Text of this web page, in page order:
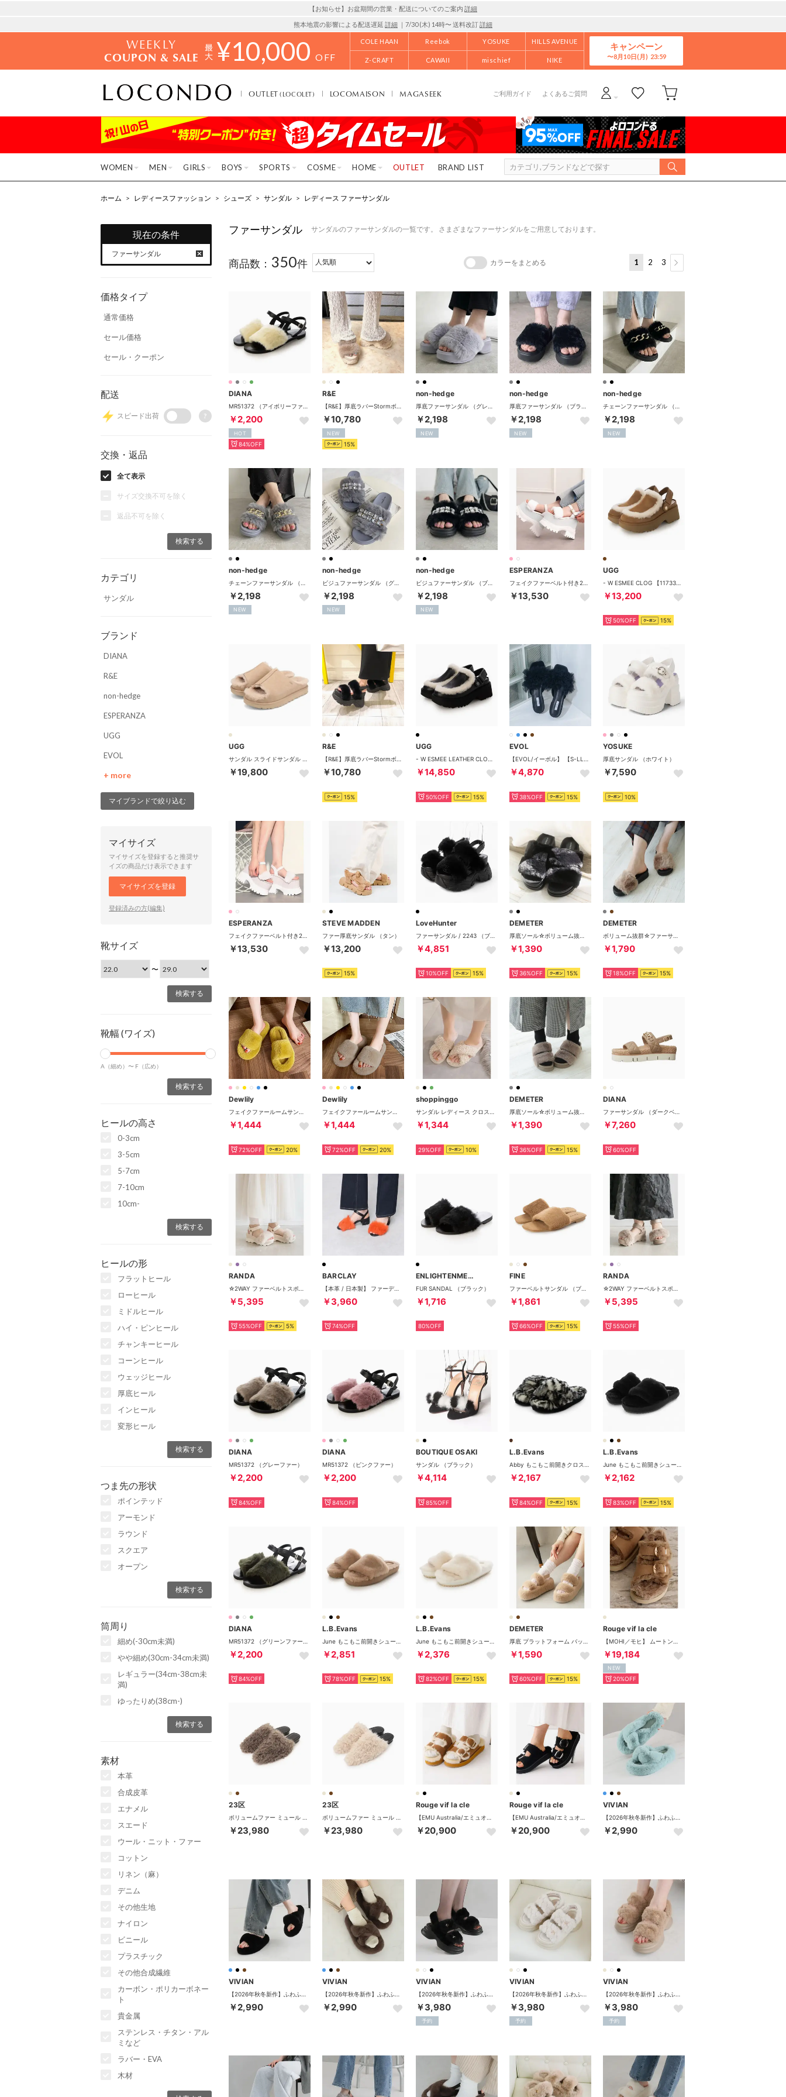
【お知らせ】お盆期間の営業・配送についてのご案内 詳細
熊本地震の影響による配送遅延 詳細 ｜7/30 (木) 14時〜 送料改訂詳細
WEEKLY
COUPON & SALE ¥10,000 OFF
COLE HAAN Reebok YOSUKE HILLS AVENUE
Z-CRAFT CAWAII mischief NIKE
キャンペーン
8月10日(月)
OUTLET(LOCOLET) LOCOMAISON MAGASEEK ご利用ガイド よくあるご質問
WOMEN MEN GIRLS BOYS SPORTS COSME HOME OUTLET BRAND LIST
ホーム > レディースファッション > シューズ > サンダル > レディース ファーサンダル
現在の条件
ファーサンダル
価格タイプ
通常価格
セール価格
セール・クーポン
配送
スピード出荷 ?
交換・返品
全て表示
サイズ交換不可を除く
返品不可を除く
カテゴリ
サンダル
ブランド
DIANA
R&E
non-hedge
ESPERANZA
UGG
EVOL
+ more
マイブランドで絞り込む
マイサイズ
マイサイズを登録すると推奨サ
イズの商品だけ表示できます
マイサイズを登録
登録済みの方(編集)
靴サイズ
〜
靴幅 (ワイズ)
A（細め）〜 F（広め）
ヒールの高さ
0-3cm
3-5cm
5-7cm
7-10cm
10cm-
ヒールの形
フラットヒール
ローヒール
ミドルヒール
ハイ・ピンヒール
チャンキーヒール
コーンヒール
ウェッジヒール
厚底ヒール
インヒール
変形ヒール
つま先の形状
ポインテッド
アーモンド
ラウンド
スクエア
オープン
筒周り
細め(-30cm未満)
やや細め(30cm-34cm未満)
レギュラー(34cm-38cm未
満)
ゆったりめ(38cm-)
素材
本革
合成皮革
エナメル
スエード
ウール・ニット・ファー
コットン
リネン（麻）
デニム
その他生地
ナイロン
ビニール
プラスチック
その他合成繊維
カーボン・ポリカーボネー
ト
貴金属
ステンレス・チタン・アル
ミなど
ラバー・EVA
木材
ファーサンダル サンダルのファーサンダルの一覧です。 さまざまなファーサンダルをご用意しております。
商品数： 350件 カラーをまとめる 1 2 3
DIANA
￥2,200
HOT
84%OFF
R&E
￥10,780
NEW
15%
non-hedge
￥2,198
NEW
non-hedge
￥2,198
NEW
non-hedge
￥2,198
NEW
non-hedge
￥2,198
NEW
non-hedge
￥2,198
NEW
non-hedge
￥2,198
NEW
ESPERANZA
￥13,530
UGG
￥13,200
50%OFF 15%
UGG
￥19,800
R&E
￥10,780
15%
UGG
￥14,850
50%OFF 15%
EVOL
￥4,870
38%OFF 15%
YOSUKE
厚底サンダル （ホワイト）
￥7,590
10%
ESPERANZA
￥13,530
STEVE MADDEN
ファー厚底サンダル （タン）
￥13,200
15%
LoveHunter
￥4,851
10%OFF 15%
DEMETER
￥1,390
36%OFF 15%
DEMETER
￥1,790
18%OFF 15%
Dewlily
￥1,444
72%OFF 20%
Dewlily
￥1,444
72%OFF 20%
shoppinggo
￥1,344
29%OFF 10%
DEMETER
￥1,390
36%OFF 15%
DIANA
￥7,260
60%OFF
RANDA
￥5,395
55%OFF 5%
BARCLAY
【本革 / 日本製】 ファーデザイン ネックベルトサンダル （BLK）
￥3,960
74%OFF
ENLIGHTENMENT
FUR SANDAL （ブラック）
￥1,716
80%OFF
FINE
￥1,861
66%OFF 15%
RANDA
￥5,395
55%OFF
DIANA
MR51372 （グレーファー）
￥2,200
84%OFF
DIANA
MR51372 （ピンクファー）
￥2,200
84%OFF
BOUTIQUE OSAKI
サンダル （ブラック）
￥4,114
85%OFF
L.B.Evans
￥2,167
84%OFF 15%
L.B.Evans
￥2,162
83%OFF 15%
DIANA
￥2,200
84%OFF
L.B.Evans
￥2,851
78%OFF 15%
L.B.Evans
￥2,376
82%OFF 15%
DEMETER
￥1,590
60%OFF 15%
Rouge vif la cle
￥19,184
NEW
20%OFF
23区
￥23,980
23区
￥23,980
Rouge vif la cle
￥20,900
Rouge vif la cle
￥20,900
VIVIAN
￥2,990
VIVIAN
￥2,990
VIVIAN
￥2,990
VIVIAN
￥3,980
予約
VIVIAN
￥3,980
予約
VIVIAN
￥3,980
予約